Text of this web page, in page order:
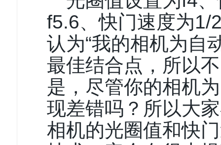
f5.6、快门速度为1/
认为“我的相机为自
最佳结合点，所以
是，尽管你的相机
现差错吗？所以大
相机的光圈值和快